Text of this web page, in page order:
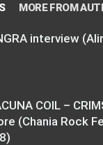
MORE FROM
interview
COIL –
(Chania Rock